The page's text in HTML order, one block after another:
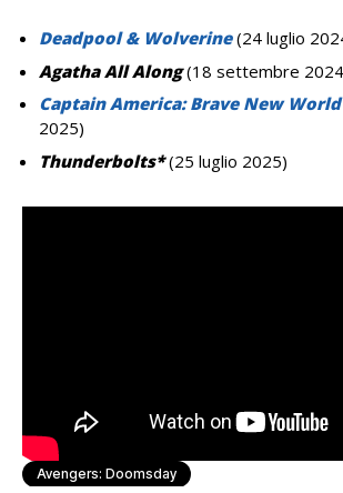
Deadpool & Wolverine(24 luglio
Agatha All Along(18 settembre
Captain America: Brave New World
2025)
Thunderbolts*(25 luglio 2025)
Avengers: Doomsday